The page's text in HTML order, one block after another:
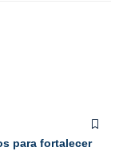
para fortalecer